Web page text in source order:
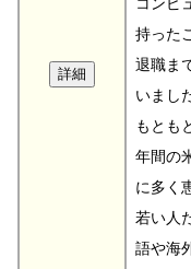
コンピ
持った
退職ま
いまし
もとも
年間の
に多く
若い人
語や海